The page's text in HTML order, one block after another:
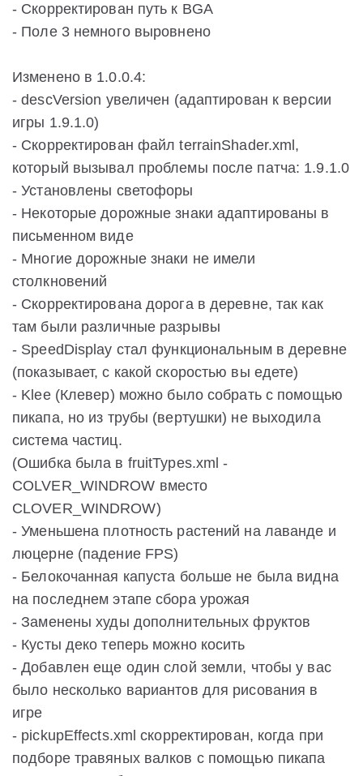
- Скорректирован путь к BGA
- Поле 3 немного выровнено
Изменено в 1.0.0.4:
- descVersion увеличен (адаптирован к версии
игры 1.9.1.0)
- Скорректирован файл terrainShader.xml,
который вызывал проблемы после патча: 1.9.1.0
- Установлены светофоры
- Некоторые дорожные знаки адаптированы в
письменном виде
- Многие дорожные знаки не имели
столкновений
- Скорректирована дорога в деревне, так как
там были различные разрывы
- SpeedDisplay стал функциональным в деревне
(показывает, с какой скоростью вы едете)
- Klee (Клевер) можно было собрать с помощью
пикапа, но из трубы (вертушки) не выходила
система частиц.
(Ошибка была в fruitTypes.xml -
COLVER_WINDROW вместо
CLOVER_WINDROW)
- Уменьшена плотность растений на лаванде и
люцерне (падение FPS)
- Белокочанная капуста больше не была видна
на последнем этапе сбора урожая
- Заменены худы дополнительных фруктов
- Кусты деко теперь можно косить
- Добавлен еще один слой земли, чтобы у вас
было несколько вариантов для рисования в
игре
- pickupEffects.xml скорректирован, когда при
подборе травяных валков с помощью пикапа